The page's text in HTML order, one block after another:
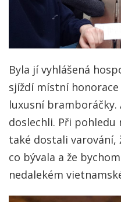
Byla jí vyhlášená
sjíždí místní
luxusní bramboráčky.
doslechli. Při pohledu
také dostali varování,
co bývala a že
nedalekém